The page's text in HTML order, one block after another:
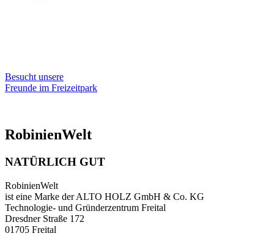
Besucht unsere
Freunde im Freizeitpark
RobinienWelt
NATÜRLICH GUT
RobinienWelt
ist eine Marke der ALTO HOLZ GmbH & Co. KG
Technologie- und Gründerzentrum Freital
Dresdner Straße 172
01705 Freital